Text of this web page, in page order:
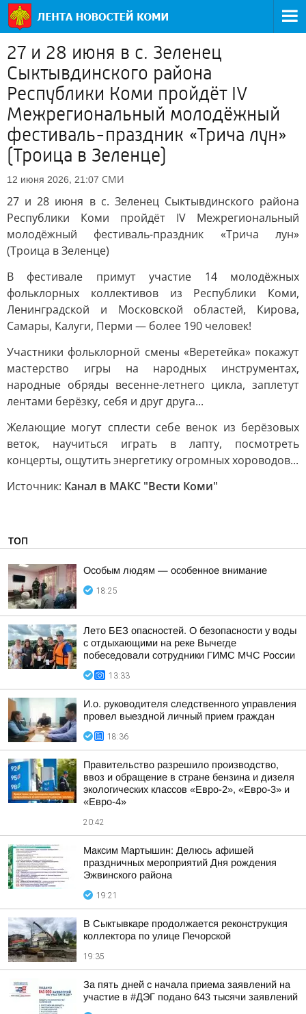
27 и 28 июня в с. Зеленец
Сыктывдинского района
Республики Коми пройдёт IV
Межрегиональный молодёжный
фестиваль-праздник «Трича лун»
(Троица в Зеленце)
12 июня 2026, 21:07 СМИ
27 и 28 июня в с. Зеленец Сыктывдинского района
Республики Коми пройдёт IV Межрегиональный
молодёжный фестиваль-праздник «Трича лун»
(Троица в Зеленце)
В фестивале примут участие 14 молодёжных
фольклорных коллективов из Республики Коми,
Ленинградской и Московской областей, Кирова,
Самары, Калуги, Перми — более 190 человек!
Участники фольклорной смены «Веретейка» покажут
мастерство игры на народных инструментах,
народные обряды весенне-летнего цикла, заплетут
лентами берёзку, себя и друг друга...
Желающие могут сплести себе венок из берёзовых
веток, научиться играть в лапту, посмотреть
концерты, ощутить энергетику огромных хороводов...
Источник: Канал в МАКС "Вести Коми"
ТОП
Особым людям — особенное внимание
18:25
Лето БЕЗ опасностей. О безопасности у воды
с отдыхающими на реке Вычегде
побеседовали сотрудники ГИМС МЧС России
13:33
И.о. руководителя следственного управления
провел выездной личный прием граждан
18:36
Правительство разрешило производство,
ввоз и обращение в стране бензина и дизеля
экологических классов «Евро-2», «Евро-3» и
«Евро-4»
20:42
Максим Мартышин: Делюсь афишей
праздничных мероприятий Дня рождения
Эжвинского района
19:21
В Сыктывкаре продолжается реконструкция
коллектора по улице Печорской
19:35
За пять дней с начала приема заявлений на
участие в #ДЭГ подано 643 тысячи заявлений